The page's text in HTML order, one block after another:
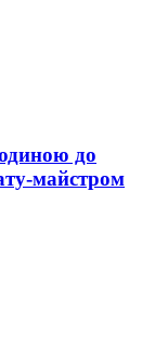
до
майстром